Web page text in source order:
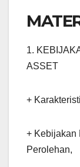
1.
ASSET
+
+ Kebijakan
Perolehan,